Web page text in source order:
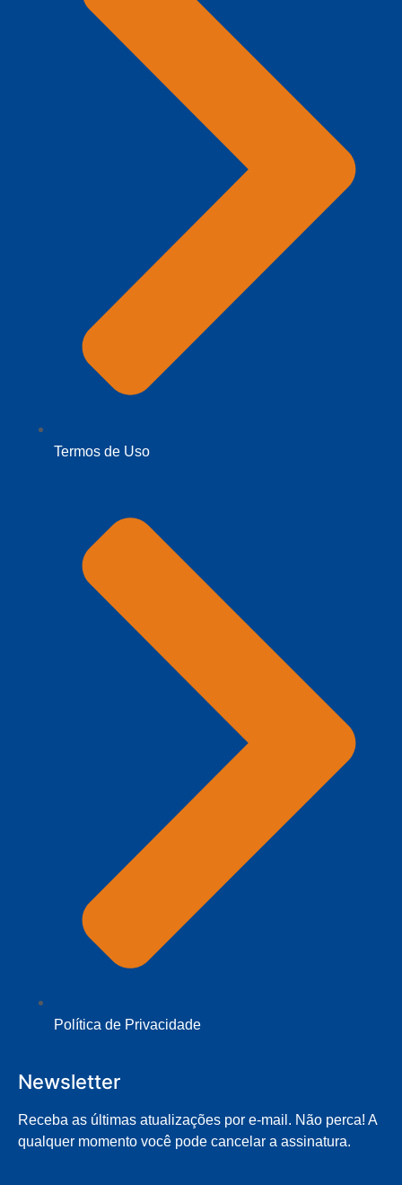
Termos de Uso
Política de Privacidade
Newsletter
Receba as últimas atualizações por e-mail. Não perca! A
qualquer momento você pode cancelar a assinatura.